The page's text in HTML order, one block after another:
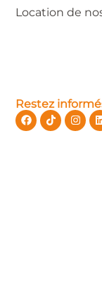
Location de
Restez